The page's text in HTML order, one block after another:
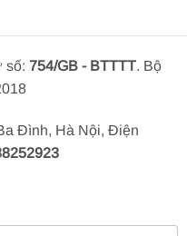
số: 754/GB - BTTTT. Bộ
Đình, Hà Nội, Điện